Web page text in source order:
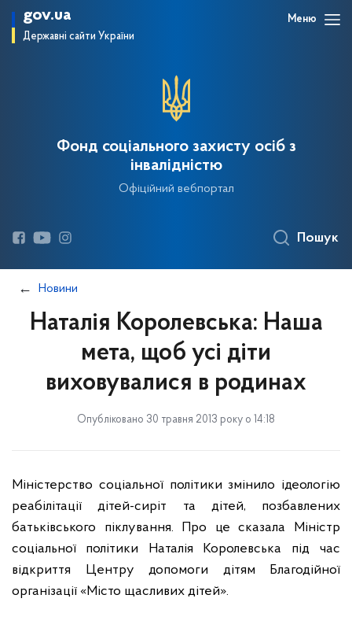
gov.ua
Державні сайти України
Меню
Фонд соціального захисту осіб з
інвалідністю
Офіційний вебпортал
Пошук
Новини
Наталія Королевська: Наша
мета, щоб усі діти
виховувалися в родинах
Опубліковано 30 травня 2013 року о 14:18
Міністерство соціальної політики змінило ідеологію
реабілітації дітей-сиріт та дітей, позбавлених
батьківського піклування. Про це сказала Міністр
соціальної політики Наталія Королевська під час
відкриття Центру допомоги дітям Благодійної
організації «Місто щасливих дітей».